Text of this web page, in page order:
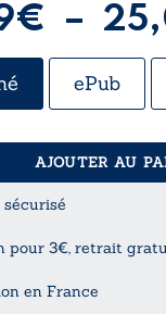
€ –
ePub
AJOUTER AU
sécurisé
pour 3€, retrait
en France